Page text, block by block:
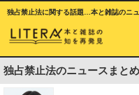
独占禁止法に関する話題…本と雑誌のニ
独占禁止法のニュースまとめ